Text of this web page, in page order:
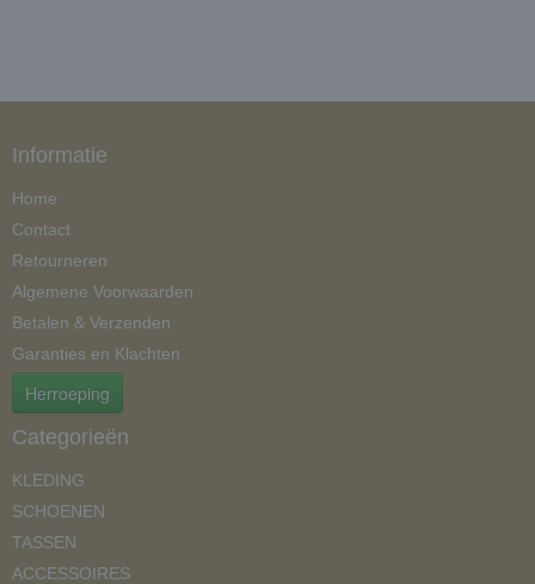
Informatie
Home
Contact
Retourneren
Algemene Voorwaarden
Betalen & Verzenden
Garanties en Klachten
Herroeping
Categorieën
KLEDING
SCHOENEN
TASSEN
ACCESSOIRES